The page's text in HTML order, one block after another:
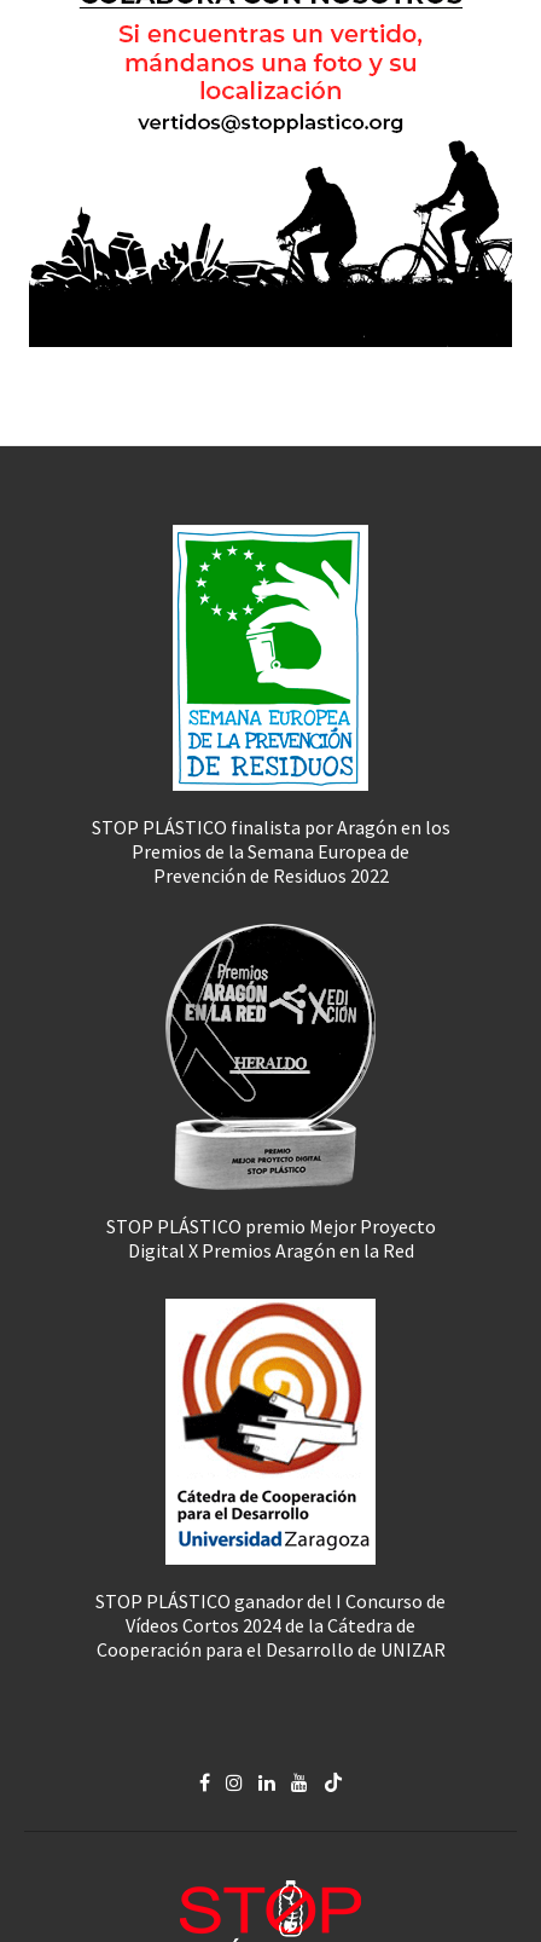
STOP PLÁSTICO finalista por Aragón en los
Premios de la Semana Europea de
Prevención de Residuos 2022
STOP PLÁSTICO premio Mejor Proyecto
Digital X Premios Aragón en la Red
STOP PLÁSTICO ganador del I Concurso de
Vídeos Cortos 2024 de la Cátedra de
Cooperación para el Desarrollo de UNIZAR